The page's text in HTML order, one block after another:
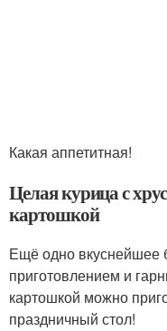
Какая аппетитная!
Целая курица с
картошкой
Ещё одно вкуснейшее
приготовлением и
картошкой можно
праздничный стол!